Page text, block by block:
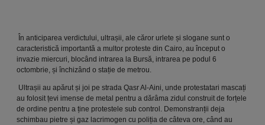
În anticiparea verdictului, ultrașii, ale căror urlete și slogane sunt o
caracteristică importantă a multor proteste din Cairo, au început o
invazie miercuri, blocând intrarea la Bursă, intrarea pe podul 6
octombrie, și închizând o stație de metrou.
Ultrașii au apărut și joi pe strada Qasr Al-Aini, unde protestatari mascați
au folosit țevi imense de metal pentru a dărâma zidul construit de forțele
de ordine pentru a ține protestele sub control. Demonstranții deja
schimbau pietre și gaz lacrimogen cu poliția de câteva ore, când au